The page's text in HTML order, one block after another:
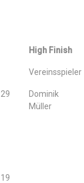
High Finish
Vereinsspieler
29
Dominik
Müller
19